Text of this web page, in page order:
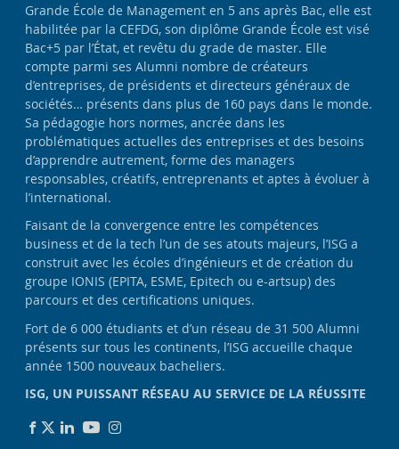
Grande École de Management en 5 ans après Bac, elle est
habilitée par la CEFDG, son diplôme Grande École est visé
Bac+5 par l’État, et revêtu du grade de master. Elle
compte parmi ses Alumni nombre de créateurs
d’entreprises, de présidents et directeurs généraux de
sociétés… présents dans plus de 160 pays dans le monde.
Sa pédagogie hors normes, ancrée dans les
problématiques actuelles des entreprises et des besoins
d’apprendre autrement, forme des managers
responsables, créatifs, entreprenants et aptes à évoluer à
l’international.
Faisant de la convergence entre les compétences
business et de la tech l’un de ses atouts majeurs, l’ISG a
construit avec les écoles d’ingénieurs et de création du
groupe IONIS (EPITA, ESME, Epitech ou e-artsup) des
parcours et des certifications uniques.
Fort de 6 000 étudiants et d’un réseau de 31 500 Alumni
présents sur tous les continents, l’ISG accueille chaque
année 1500 nouveaux bacheliers.
ISG, UN PUISSANT RÉSEAU AU SERVICE DE LA RÉUSSITE